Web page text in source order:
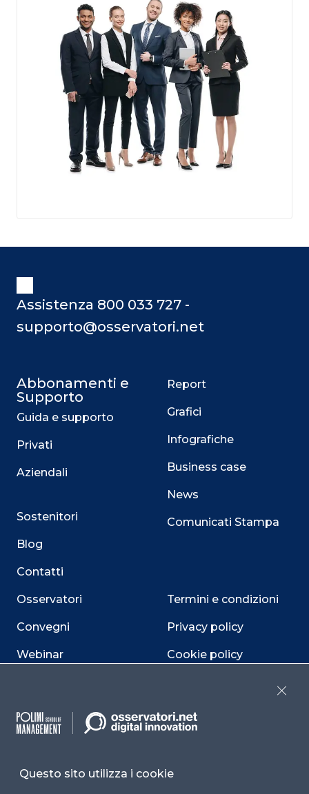
Assistenza 800 033 727 -
supporto@osservatori.net
Abbonamenti e
Supporto
Guida e supporto
Privati
Aziendali
Sostenitori
Blog
Contatti
Osservatori
Convegni
Webinar
Report
Grafici
Infografiche
Business case
News
Comunicati Stampa
Termini e condizioni
Privacy policy
Cookie policy
Dichiarazione di
accessibilità
Questo sito utilizza i cookie